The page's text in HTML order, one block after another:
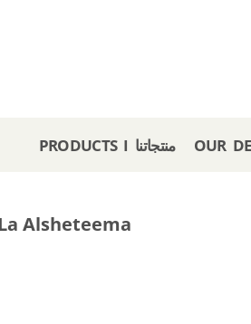
PRODUCTS I منتجاتنا
Alsheteema